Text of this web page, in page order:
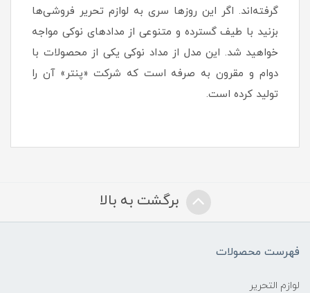
گرفته‌اند. اگر این روزها سری به لوازم تحریر فروشی‌ها
بزنید با طیف گسترده و متنوعی از مدادهای نوکی مواجه
خواهید شد. این مدل از مداد نوکی یکی از محصولات با
دوام و مقرون به صرفه است که شرکت «پنتر» آن را
تولید کرده است.
برگشت به بالا
فهرست محصولات
لوازم التحریر